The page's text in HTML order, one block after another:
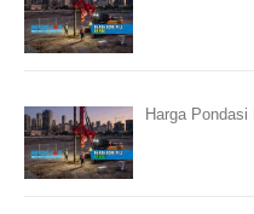
Harga